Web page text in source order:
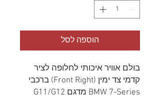
הוספה לסל
בולם אוויר איכותי לחלופה לציר
קדמי צד ימין (Front Right) ברכבי
BMW 7-Series מדגם G11/G12